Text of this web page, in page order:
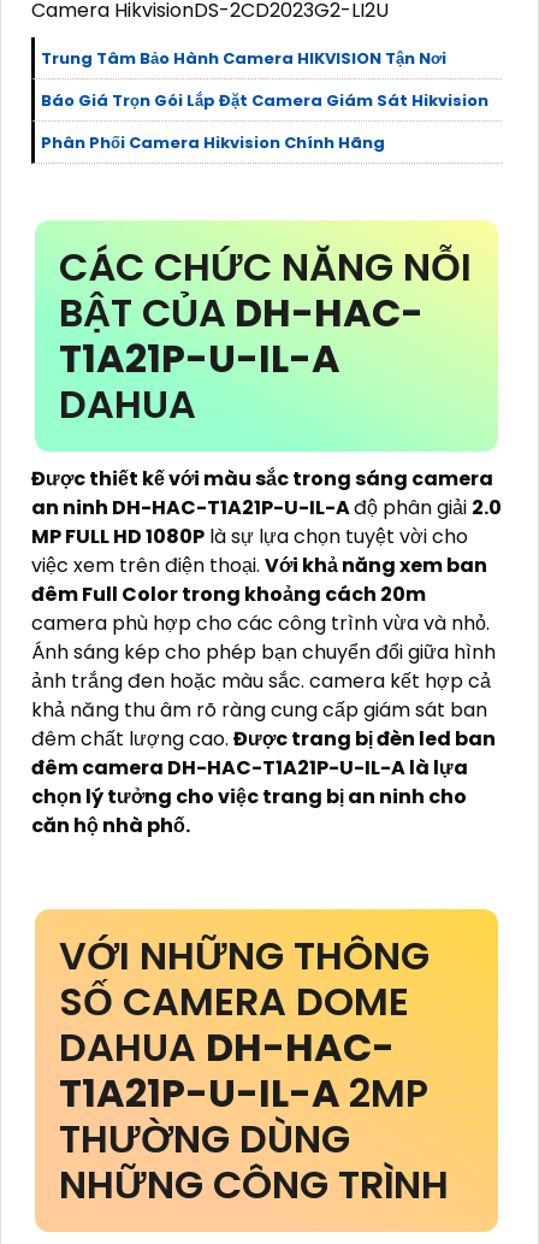
Camera HikvisionDS-2CD2023G2-LI2U
Trung Tâm Bảo Hành Camera HIKVISION Tận Nơi
Báo Giá Trọn Gói Lắp Đặt Camera Giám Sát Hikvision
Phân Phối Camera Hikvision Chính Hãng
CÁC CHỨC NĂNG NỖI
BẬT CỦA DH-HAC-
T1A21P-U-IL-A
DAHUA
Được thiết kế với màu sắc trong sáng camera
an ninh DH-HAC-T1A21P-U-IL-Ađộ phân giải 2.0
MP FULL HD 1080P là sự lựa chọn tuyệt vời cho
việc xem trên điện thoại. Với khả năng xem ban
đêm Full Color trong khoảng cách 20m
camera phù hợp cho các công trình vừa và nhỏ.
Ánh sáng kép cho phép bạn chuyển đổi giữa hình
ảnh trắng đen hoặc màu sắc. camera kết hợp cả
khả năng thu âm rõ ràng cung cấp giám sát ban
đêm chất lượng cao. Được trang bị đèn led ban
đêm camera DH-HAC-T1A21P-U-IL-A là lựa
chọn lý tưởng cho việc trang bị an ninh cho
căn hộ nhà phố.
VỚI NHỮNG THÔNG
SỐ CAMERA DOME
DAHUA DH-HAC-
T1A21P-U-IL-A 2MP
THƯỜNG DÙNG
NHỮNG CÔNG TRÌNH